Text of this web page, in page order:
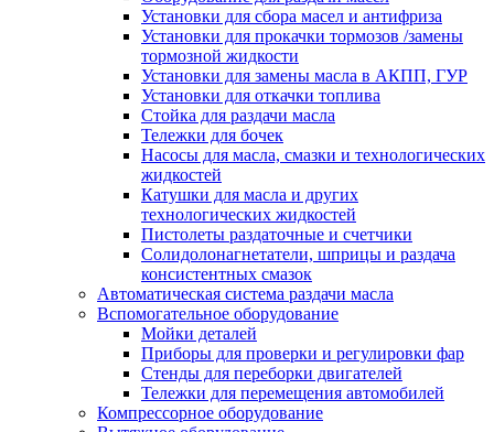
Установки для сбора масел и антифриза
Установки для прокачки тормозов /замены
тормозной жидкости
Установки для замены масла в АКПП, ГУР
Установки для откачки топлива
Стойка для раздачи масла
Тележки для бочек
Насосы для масла, смазки и технологических
жидкостей
Катушки для масла и других
технологических жидкостей
Пистолеты раздаточные и счетчики
Солидолонагнетатели, шприцы и раздача
консистентных смазок
Автоматическая система раздачи масла
Вспомогательное оборудование
Мойки деталей
Приборы для проверки и регулировки фар
Стенды для переборки двигателей
Тележки для перемещения автомобилей
Компрессорное оборудование